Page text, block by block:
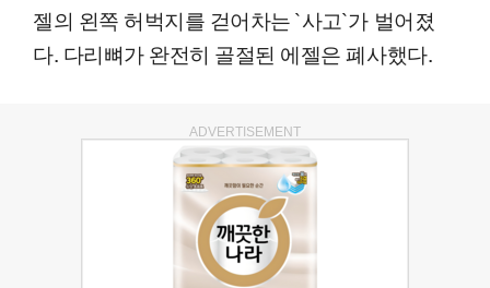
젤의 왼쪽 허벅지를 걷어차는 `사고`가 벌어졌
다. 다리뼈가 완전히 골절된 에젤은 폐사했다.
ADVERTISEMENT